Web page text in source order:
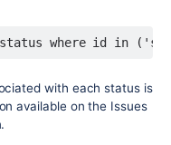
where id in
with each status is
available on the Issues